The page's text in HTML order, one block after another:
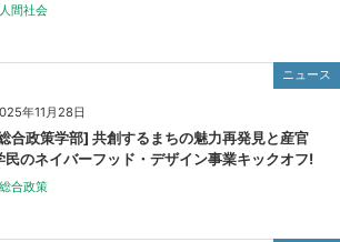
間社会
ニュース
年11月28日
合政策学部] 共創するまちの魅力再発見と産官
民のネイバーフッド・デザイン事業キックオフ!
合政策